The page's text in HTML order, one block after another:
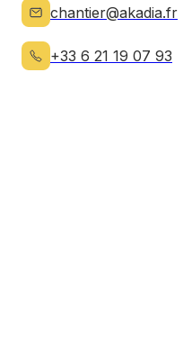
chantier@akadia.fr
+33 6 21 19 07 93